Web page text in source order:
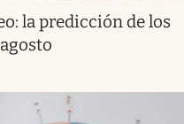
la predicción de los